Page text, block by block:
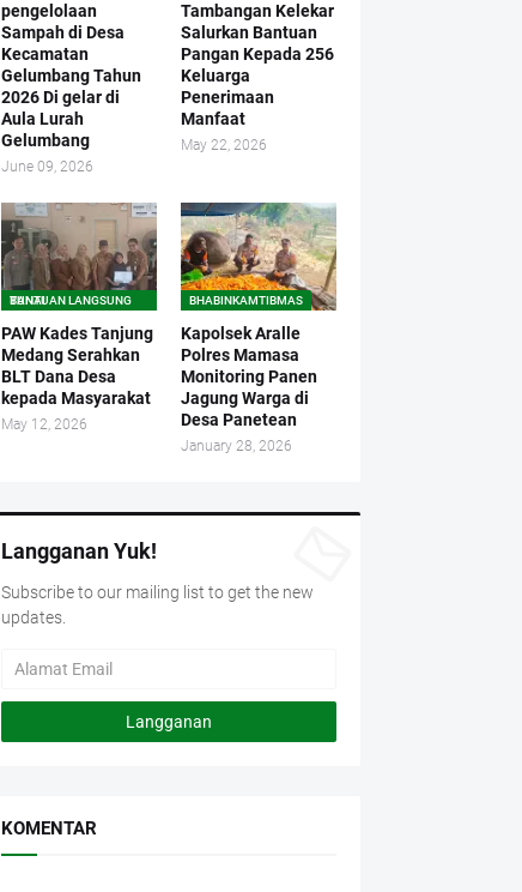
pengelolaan
Sampah di Desa
Kecamatan
Gelumbang Tahun
2026 Di gelar di
Aula Lurah
Gelumbang
June 09, 2026
Tambangan Kelekar
Salurkan Bantuan
Pangan Kepada 256
Keluarga
Penerimaan
Manfaat
May 22, 2026
BANTUAN LANGSUNG TUNAI
PAW Kades Tanjung
Medang Serahkan
BLT Dana Desa
kepada Masyarakat
May 12, 2026
BHABINKAMTIBMAS
Kapolsek Aralle
Polres Mamasa
Monitoring Panen
Jagung Warga di
Desa Panetean
January 28, 2026
Langganan Yuk!
Subscribe to our mailing list to get the new
updates.
KOMENTAR